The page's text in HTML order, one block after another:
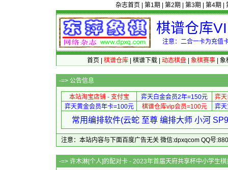
杂志首页 第1期 第2期 第3期 第4期
棋谱仓库
注意：二合一卡为充值
首页 棋谱仓库| 棋谱下载| 动态棋盘| 象棋赛事| 象
-=> 公告信息
本站淘宝店铺 - 支付宝 弈天白金会员2年=150元
弈
弈天黄金会员年卡=100元
棋谱仓库vip会员=100元 弈
常用编排软件(云蛇 至尊 编排大师 小河
注意：本站内容与下面百度广告无关 微信:dpxqcom QQ号
-=> 许木淋[个人]的配对卡 - 2023年首届天府共